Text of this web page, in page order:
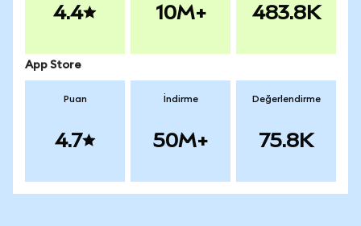
4.4 10M+ 483.8K
App Store
Puan
4.7
İndirme
50M+
Değerlendirme
75.8K